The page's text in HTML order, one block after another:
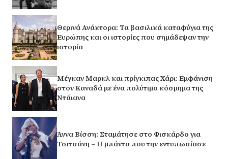
Θερινά Ανάκτορα: Τα βασιλικά καταφύγια της
Ευρώπης και οι ιστορίες που σημάδεψαν την
ιστορία
Μέγκαν Μαρκλ και πρίγκιπας Χάρι: Εμφάνιση
στον Καναδά με ένα πολύτιμο κόσμημα της
Ντάιανα
Άννα Βίσση: Σταμάτησε στο Φισκάρδο για
Τσιτσάνη – Η μπάντα που την εντυπωσίασε